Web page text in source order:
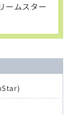
ームスター